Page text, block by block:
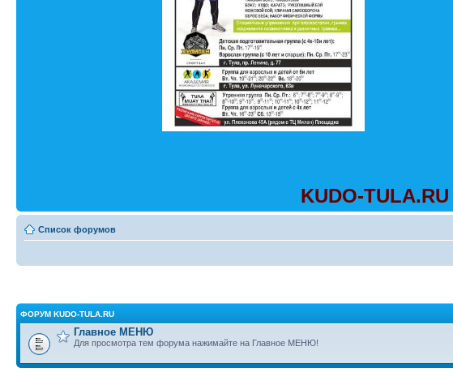
KUDO-TULA.RU
Список форумов
ФОРУМ KUDO-TULA.RU
Главное МЕНЮ
Для просмотра тем форума нажимайте на Главное МЕНЮ!